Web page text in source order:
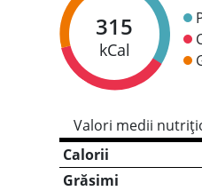
315
kCal
Valori medii
Calorii
Grăsimi